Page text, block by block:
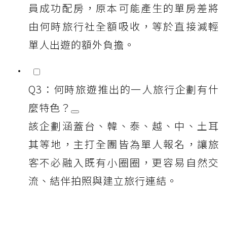
員成功配房，原本可能產生的單房差將
由何時旅行社全額吸收，等於直接減輕
單人出遊的額外負擔。
Q3：何時旅遊推出的一人旅行企劃有什
麼特色？
該企劃涵蓋台、韓、泰、越、中、土耳
其等地，主打全團皆為單人報名，讓旅
客不必融入既有小圈圈，更容易自然交
流、結伴拍照與建立旅行連結。